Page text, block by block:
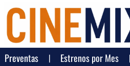
Preventas Estrenos por Mes